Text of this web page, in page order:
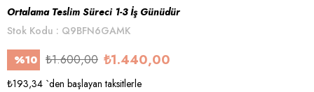
Ortalama Teslim Süreci 1-3 İş Günüdür
Stok Kodu
Q9BFN6GAMK
%10
İndirim
₺1.600,00 ₺1.440,00
₺193,34 `den başlayan taksitlerle